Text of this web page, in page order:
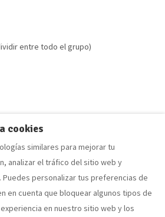
entre todo el grupo)
Contacto
Privacidad Noticias
cookies
similares para mejorar tu
analizar el tráfico del sitio web y
personalizar tus preferencias de
en cuenta que bloquear algunos tipos de
en nuestro sitio web y los